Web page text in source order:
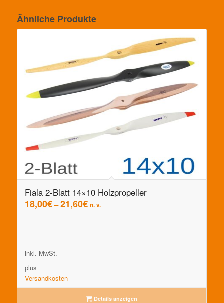
Ähnliche Produkte
Fiala 2-Blatt 14×10 Holzpropeller
18,00€–21,60€ n. v.
inkl. MwSt.
plus
Versandkosten
Details anzeigen